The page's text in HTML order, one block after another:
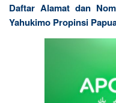
Daftar Alamat dan
Yahukimo Propinsi